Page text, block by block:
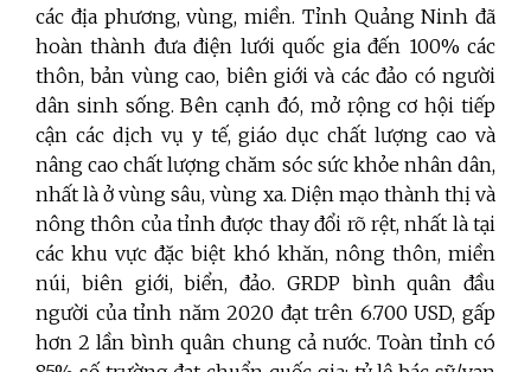
các địa phương, vùng, miền. Tỉnh Quảng Ninh đã
hoàn thành đưa điện lưới quốc gia đến 100% các
thôn, bản vùng cao, biên giới và các đảo có người
dân sinh sống. Bên cạnh đó, mở rộng cơ hội tiếp
cận các dịch vụ y tế, giáo dục chất lượng cao và
nâng cao chất lượng chăm sóc sức khỏe nhân dân,
nhất là ở vùng sâu, vùng xa. Diện mạo thành thị và
nông thôn của tỉnh được thay đổi rõ rệt, nhất là tại
các khu vực đặc biệt khó khăn, nông thôn, miền
núi, biên giới, biển, đảo. GRDP bình quân đầu
người của tỉnh năm 2020 đạt trên 6.700 USD, gấp
hơn 2 lần bình quân chung cả nước. Toàn tỉnh có